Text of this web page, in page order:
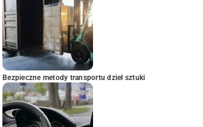
Bezpieczne metody transportu dzieł sztuki